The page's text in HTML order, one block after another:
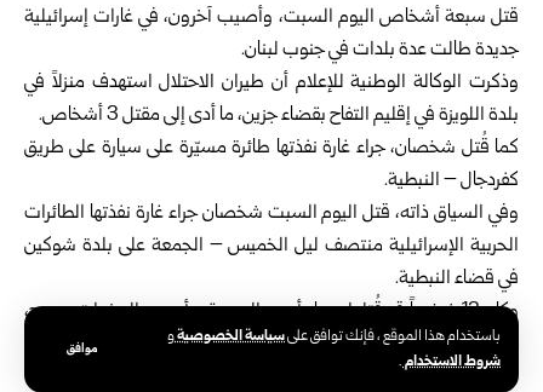
باستخدام هذا الموقع ، فإنك توافق علىسياسة الخصوصيةو
شروط الاستخدام.
موافق
قتل سبعة أشخاص اليوم السبت، وأصيب آخرون، في غارات إسرائيلية
جديدة طالت عدة بلدات في جنوب لبنان.
وذكرت الوكالة الوطنية للإعلام أن طيران الاحتلال استهدف منزلاً في
بلدة اللويزة في إقليم التفاح بقضاء جزين، ما أدى إلى مقتل 3 أشخاص.
كما قُتل شخصان، جراء غارة نفذتها طائرة مسيّرة على سيارة على طريق
كفردجال – النبطية.
وفي السياق ذاته، قتل اليوم السبت شخصان جراء غارة نفذتها الطائرات
الحربية الإسرائيلية منتصف ليل الخميس – الجمعة على بلدة شوكين
في قضاء النبطية.
وكان 13 شخصاً قد قُتلوا مساء أمس الجمعة، وأصيب العشرات بجروح،
جراء غارات شنها طيران الاحتلال الإسرائيلي على عدد من البلدات والقرى
في جنوب لبنان.